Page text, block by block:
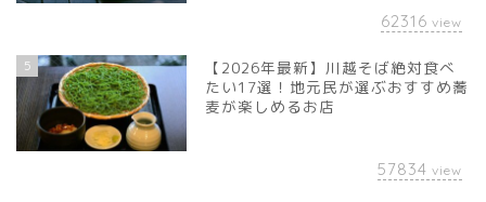
62316 view
5
【2026年最新】川越そば絶対食べ
たい17選！地元民が選ぶおすすめ蕎
麦が楽しめるお店
57834 view